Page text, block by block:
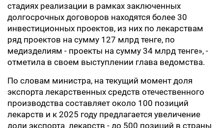
стадиях реализации в рамках заключенных
долгосрочных договоров находятся более 30
инвестиционных проектов, из них по лекарствам
ряд проектов на сумму 127 млрд тенге, по
медизделиям - проекты на сумму 34 млрд тенге», -
отметила в своем выступлении глава ведомства.
По словам министра, на текущий момент доля
экспорта лекарственных средств отечественного
производства составляет около 100 позиций
лекарств и к 2025 году предлагается увеличение
доли экспорта лекарств - до 500 позиций в страны